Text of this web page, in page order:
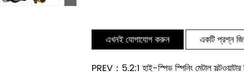
এখনই যোগাযোগ করুন
একটি প্রশ্ন
PREV：5.2:1 হাই-স্পিড স্পিনিং মেটাল সল্টওয়াটার